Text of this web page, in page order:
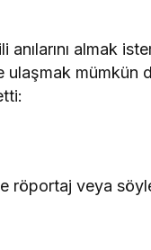
almak
mümkün
röportaj veya